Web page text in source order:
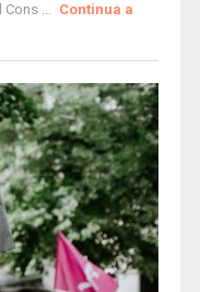
... Continua a